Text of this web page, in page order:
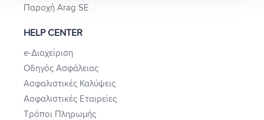
Παροχή Arag SE
HELP CENTER
e-Διαχείριση
Οδηγός Ασφάλειας
Ασφαλιστικές Καλύψεις
Ασφαλιστικές Εταιρείες
Τρόποι Πληρωμής